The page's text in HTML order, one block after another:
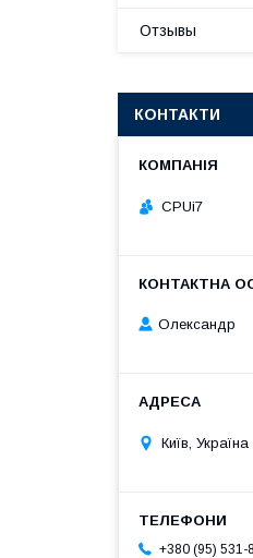
Отзывы
КОНТАКТИ
CPUi7
Олександр
Київ, Україна
+380 (95) 531-